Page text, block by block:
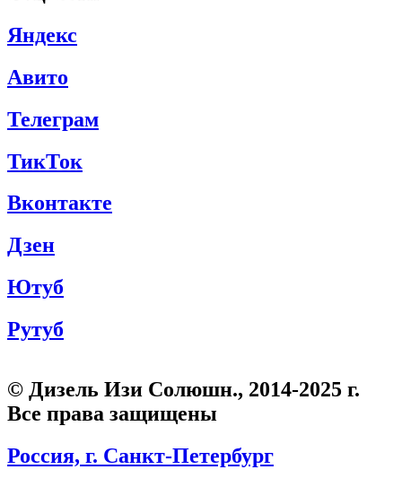
Яндекс
Авито
Телеграм
ТикТок
Вконтакте
Дзен
Ютуб
Рутуб
© Дизель Изи Солюшн., 2014-2025 г.
Все права защищены
Россия, г. Санкт-Петербург